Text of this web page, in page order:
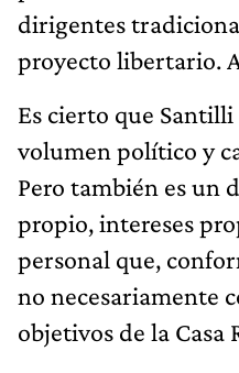
dirigentes
proyecto libertario.
Es cierto que
volumen político y
Pero también es un
propio, intereses
personal que,
no necesariamente
objetivos de la Casa